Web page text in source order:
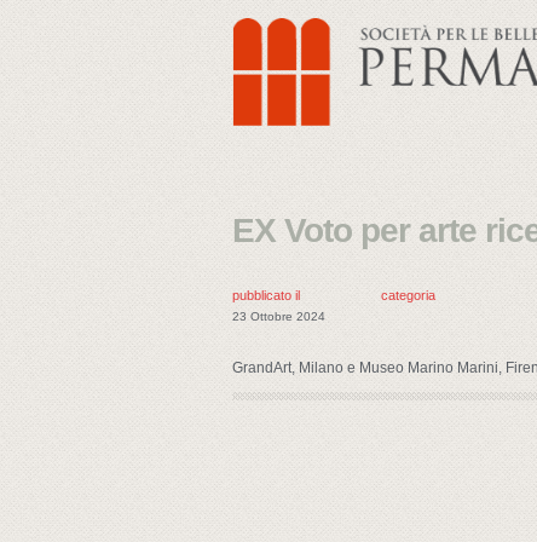
EX Voto per arte
pubblicato il
23 Ottobre 2024
categoria
GrandArt, Milano e Museo Marino Marini,